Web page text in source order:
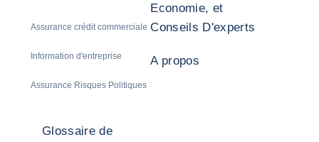
Assurance crédit commerciale
Information d'entreprise
Assurance Risques Politiques
Economie, et
Conseils D'experts
A propos
Glossaire de